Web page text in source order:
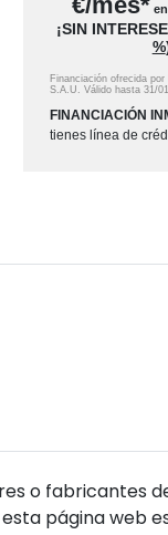
en
¡SIN
%
Financiación ofrecida por
S.A.U.Válido hasta31/
FINANCIACIÓN
tienes línea de
o fabricantes
página web